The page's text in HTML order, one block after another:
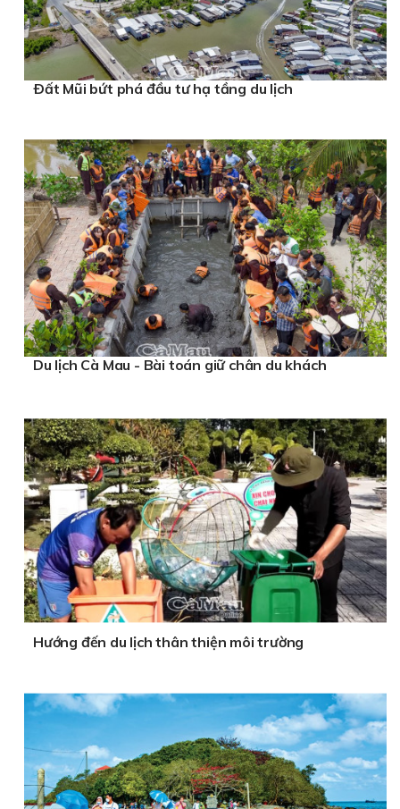
Ðất Mũi bứt phá đầu tư hạ tầng du lịch
Du lịch Cà Mau - Bài toán giữ chân du khách
Hướng đến du lịch thân thiện môi trường